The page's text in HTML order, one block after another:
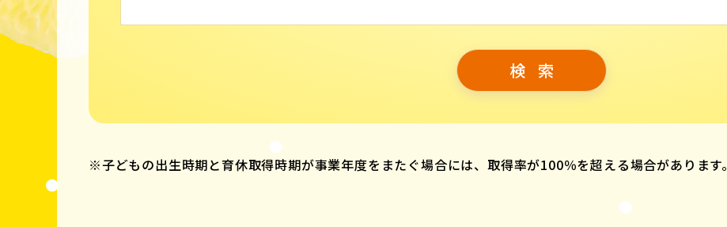
※子どもの出生時期と育休取得時期が事業年度をまたぐ場合には、取得率が100％を超える場合があります。